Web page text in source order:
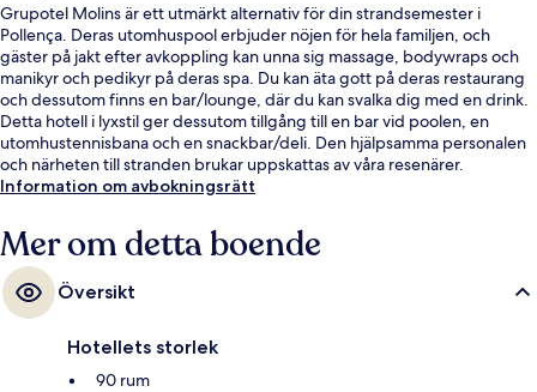
Grupotel Molins är ett utmärkt alternativ för din strandsemester i
Pollença. Deras utomhuspool erbjuder nöjen för hela familjen, och
gäster på jakt efter avkoppling kan unna sig massage, bodywraps och
manikyr och pedikyr på deras spa. Du kan äta gott på deras restaurang
och dessutom finns en bar/lounge, där du kan svalka dig med en drink.
Detta hotell i lyxstil ger dessutom tillgång till en bar vid poolen, en
utomhustennisbana och en snackbar/deli. Den hjälpsamma personalen
och närheten till stranden brukar uppskattas av våra resenärer.
Information om avbokningsrätt
Mer om detta boende
Översikt
Hotellets storlek
90 rum